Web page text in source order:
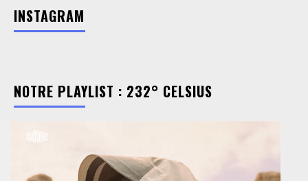
INSTAGRAM
NOTRE PLAYLIST : 232° CELSIUS